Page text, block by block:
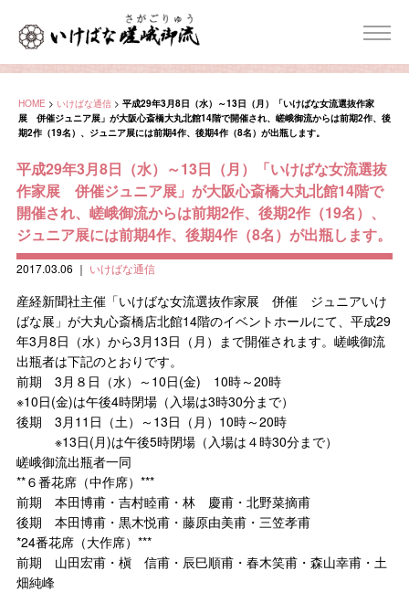
HOME > いけばな通信 > 平成29年3月8日（水）～13日（月）「いけばな女流選抜作家
展 併催ジュニア展」が大阪心斎橋大丸北館14階で開催され、嵯峨御流からは前期2作、後
期2作（19名）、ジュニア展には前期4作、後期4作（8名）が出瓶します。
平成29年3月8日（水）～13日（月）「いけばな女流選抜
作家展 併催ジュニア展」が大阪心斎橋大丸北館14階で
開催され、嵯峨御流からは前期2作、後期2作（19名）、
ジュニア展には前期4作、後期4作（8名）が出瓶します。
2017.03.06 ｜ いけばな通信
産経新聞社主催「いけばな女流選抜作家展 併催 ジュニアいけ
ばな展」が大丸心斎橋店北館14階のイベントホールにて、平成29
年3月8日（水）から3月13日（月）まで開催されます。嵯峨御流
出瓶者は下記のとおりです。
前期 3月８日（水）～10日(金) 10時～20時
※10日(金)は午後4時閉場（入場は3時30分まで）
後期 3月11日（土）～13日（月）10時～20時
※13日(月)は午後5時閉場（入場は４時30分まで）
嵯峨御流出瓶者一同
**６番花席（中作席）***
前期 本田博甫・吉村睦甫・林 慶甫・北野菜摘甫
後期 本田博甫・黒木悦甫・藤原由美甫・三笠孝甫
*24番花席（大作席）***
前期 山田宏甫・槇 信甫・辰巳順甫・春木笑甫・森山幸甫・土
畑純峰